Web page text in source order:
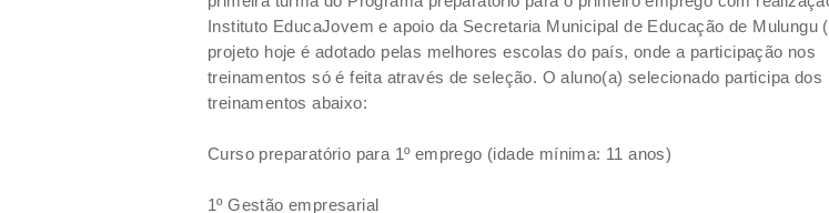
Instituto EducaJovem e apoio da Secretaria Municipal de Educação de Mulungu
projeto hoje é adotado pelas melhores escolas do país, onde a participação nos
treinamentos só é feita através de seleção. O aluno(a) selecionado participa dos
treinamentos abaixo:
Curso preparatório para 1º emprego (idade mínima: 11 anos)
1º Gestão empresarial